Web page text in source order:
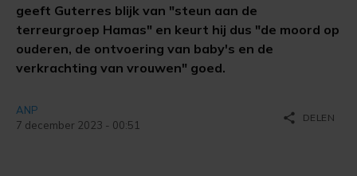
geeft Guterres blijk van "steun aan de
terreurgroep Hamas" en keurt hij dus "de moord op
ouderen, de ontvoering van baby's en de
verkrachting van vrouwen" goed.
ANP
7 december 2023 - 00:51
share DELEN